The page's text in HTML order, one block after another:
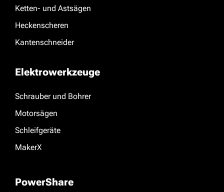
Ketten- und Astsägen
Heckenscheren
Kantenschneider
Elektrowerkzeuge
Schrauber und Bohrer
Motorsägen
Schleifgeräte
MakerX
PowerShare